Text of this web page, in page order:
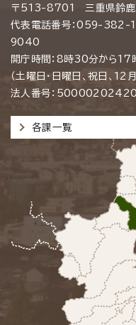
〒513-8701 三重県鈴鹿
代表電話番号：059-
9040
開庁時間：8時30分から17
（土曜日・日曜日、祝日、
法人番号：
各課一覧